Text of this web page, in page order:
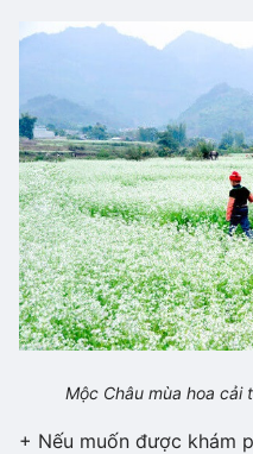
Mộc Châu mùa hoa cải
+ Nếu muốn được khám